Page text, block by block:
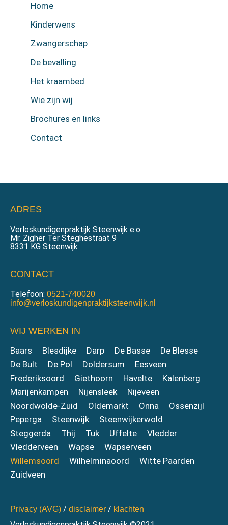
Home
Kinderwens
Zwangerschap
De bevalling
Het kraambed
Wie zijn wij
Brochures en links
Contact
ADRES
Verloskundigenpraktijk Steenwijk e.o.
Mr. Zigher Ter Steghestraat 9
8331 KG Steenwijk
CONTACT
Telefoon: 0521-740020
info@verloskundigenpraktijksteenwijk.nl
WIJ WERKEN IN
Baars
Blesdijke Darp De Basse
De Blesse
De Bult
De Pol Doldersum
Eesveen
Frederiksoord
Giethoorn Havelte
Kalenberg
Marijenkampen
Nijensleek
Nijeveen
Noordwolde-Zuid
Oldemarkt Onna
Ossenzijl
Peperga
Steenwijk
Steenwijkerwold
Steggerda
Thij Tuk Uffelte
Vledder
Vledderveen
Wapse
Wapserveen
Willemsoord
Wilhelminaoord
Witte Paarden
Zuidveen
Privacy (AVG) / disclaimer / klachten